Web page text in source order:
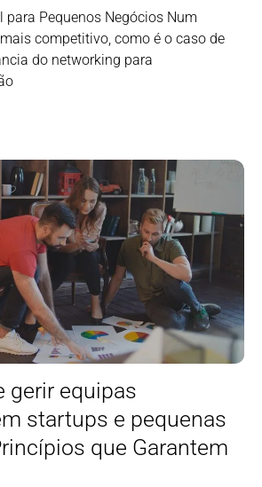
para Pequenos Negócios Num
competitivo, como é o caso de
do networking para
gerir equipas
startups e pequenas
que Garantem